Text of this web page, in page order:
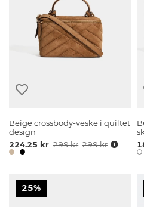
Beige crossbody-veske i quiltet
design
224.25 kr 299 kr 299 kr
25%